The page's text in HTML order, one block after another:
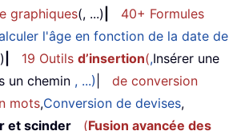
graphiques(, ...)
40+ Formules
l'âge en fonction de la date de
19 Outils d’insertion(,Insérer une
un chemin , ...)
de conversion
mots,Conversion de devises,
et scinder (Fusion avancée des